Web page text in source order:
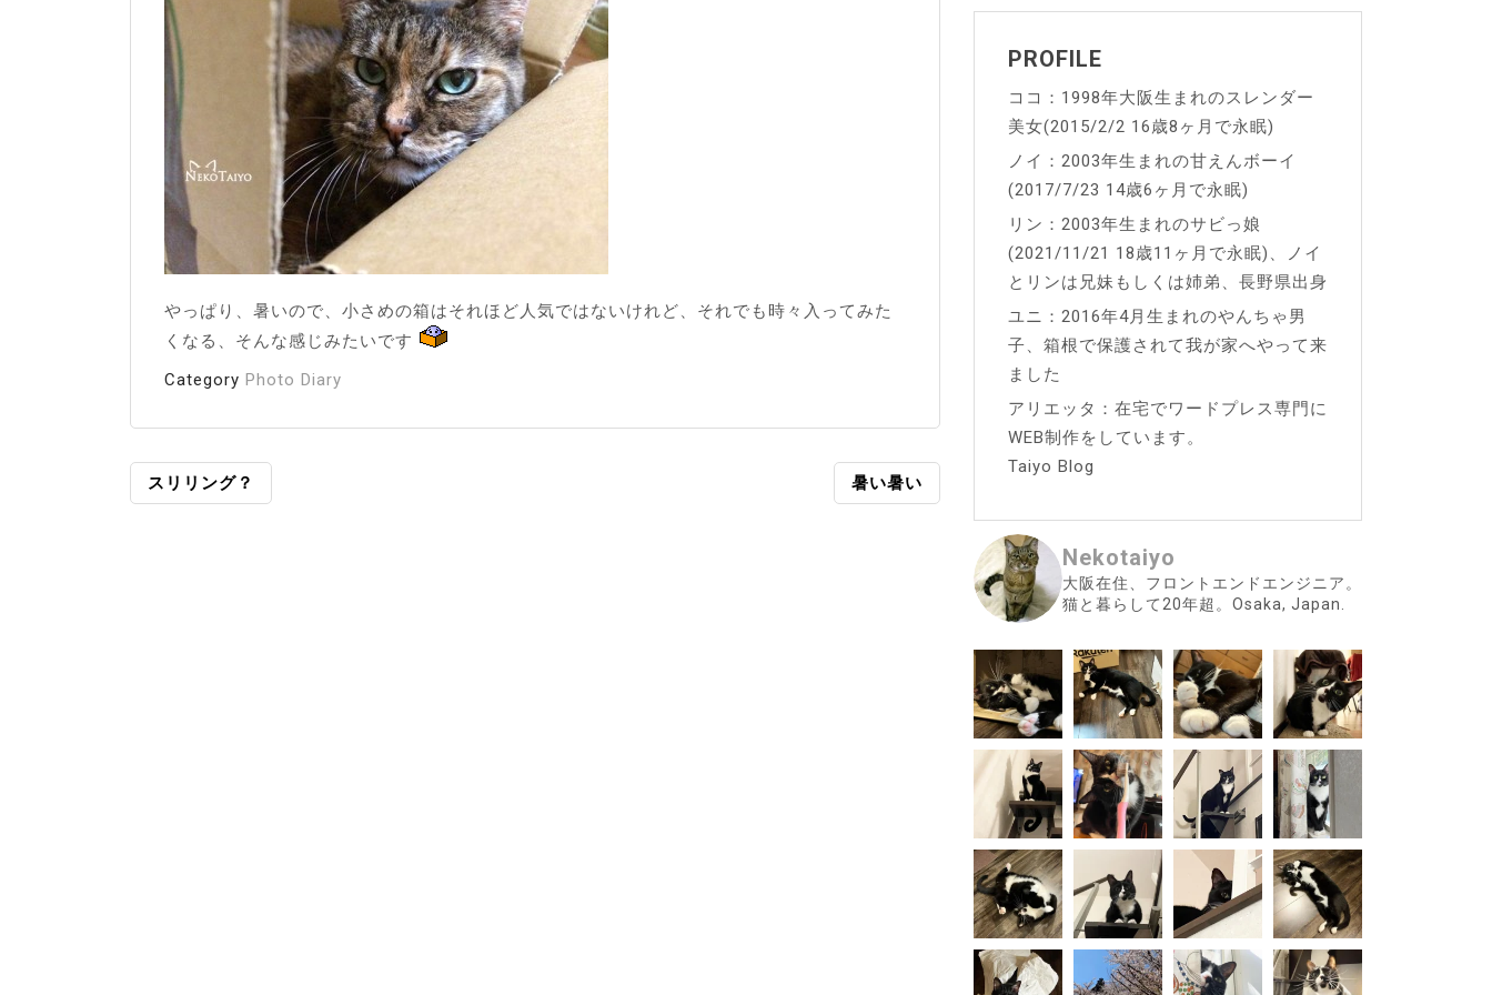
やっぱり、暑いので、小さめの箱はそれほど人気ではないけれど、それでも時々入ってみた
くなる、そんな感じみたいです
Category Photo Diary
投
スリリング？ 暑い暑い
PROFILE
ココ：1998年大阪生まれのスレンダー
美女(2015/2/2 16歳8ヶ月で永眠)
ノイ：2003年生まれの甘えんボーイ
(2017/7/23 14歳6ヶ月で永眠)
リン：2003年生まれのサビっ娘
(2021/11/21 18歳11ヶ月で永眠)、ノイ
とリンは兄妹もしくは姉弟、長野県出身
ユニ：2016年4月生まれのやんちゃ男
子、箱根で保護されて我が家へやって来
ました
アリエッタ：在宅でワードプレス専門に
WEB制作をしています。
Taiyo Blog
Nekotaiyo
大阪在住、フロントエンドエンジニア。
猫と暮らして20年超。Osaka, Japan.